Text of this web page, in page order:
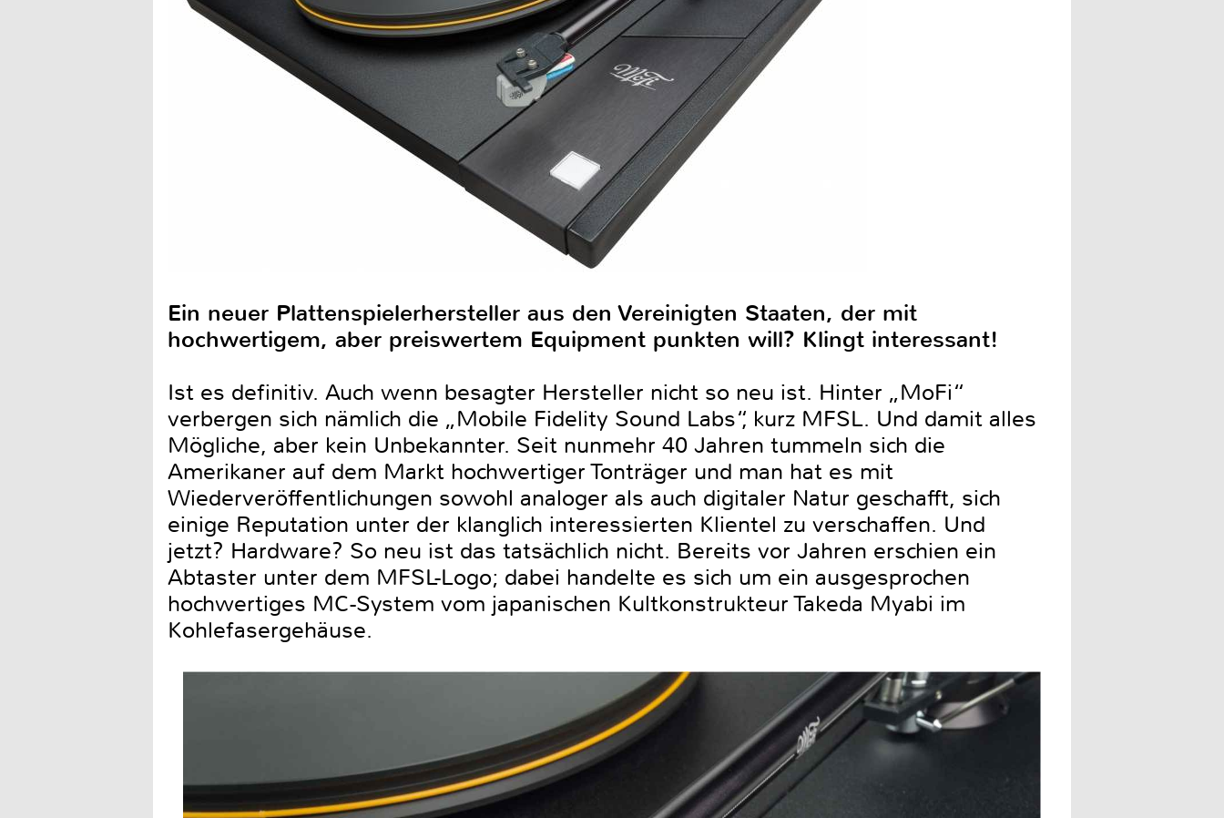
Ein neuer Plattenspielerhersteller aus den Vereinigten Staaten, der mit
hochwertigem, aber preiswertem Equipment punkten will? Klingt interessant!
Ist es definitiv. Auch wenn besagter Hersteller nicht so neu ist. Hinter „MoFi“
verbergen sich nämlich die „Mobile Fidelity Sound Labs“, kurz MFSL. Und damit alles
Mögliche, aber kein Unbekannter. Seit nunmehr 40 Jahren tummeln sich die
Amerikaner auf dem Markt hochwertiger Tonträger und man hat es mit
Wiederveröffentlichungen sowohl analoger als auch digitaler Natur geschafft, sich
einige Reputation unter der klanglich interessierten Klientel zu verschaffen. Und
jetzt? Hardware? So neu ist das tatsächlich nicht. Bereits vor Jahren erschien ein
Abtaster unter dem MFSL-Logo; dabei handelte es sich um ein ausgesprochen
hochwertiges MC-System vom japanischen Kultkonstrukteur Takeda Myabi im
Kohlefasergehäuse.